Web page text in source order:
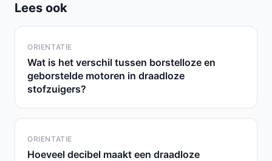
Lees ook
ORIENTATIE
Wat is het verschil tussen borstelloze en
geborstelde motoren in draadloze
stofzuigers?
ORIENTATIE
Hoeveel decibel maakt een draadloze